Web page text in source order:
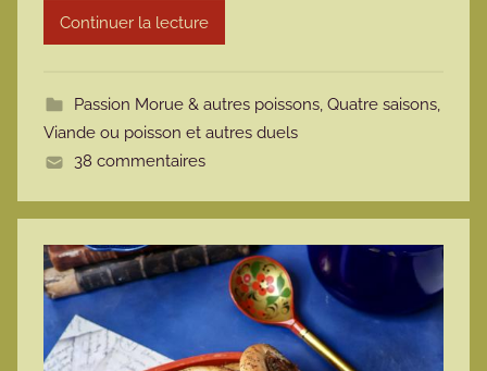
e
Continuer la lecture
Passion Morue & autres poissons, Quatre saisons,
Viande ou poisson et autres duels
38 commentaires